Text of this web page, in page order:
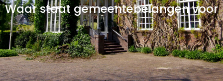
Waar staat gemeentebelangen voor